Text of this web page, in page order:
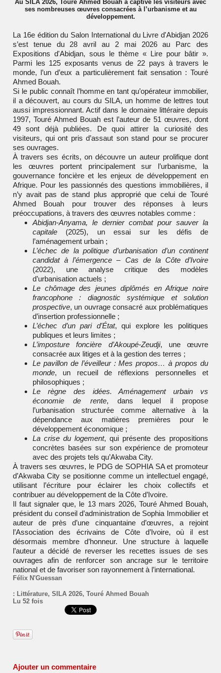
Au SILA 2026, Touré Ahmed Bouah a captivé les visiteurs avec
ses nombreuses œuvres consacrées à l’urbanisme et au
développement.
La 16e édition du Salon International du Livre d'Abidjan 2026
s’est tenue du 28 avril au 2 mai 2026 au Parc des
Expositions d'Abidjan, sous le thème « Lire pour bâtir ».
Parmi les 125 exposants venus de 22 pays à travers le
monde, l’un d’eux a particulièrement fait sensation : Touré
Ahmed Bouah.
Si le public connaît l’homme en tant qu’opérateur immobilier,
il a découvert, au cours du SILA, un homme de lettres tout
aussi impressionnant. Actif dans le domaine littéraire depuis
1997, Touré Ahmed Bouah est l’auteur de 51 œuvres, dont
49 sont déjà publiées. De quoi attirer la curiosité des
visiteurs, qui ont pris d’assaut son stand pour se procurer
ses ouvrages.
À travers ses écrits, on découvre un auteur prolifique dont
les œuvres portent principalement sur l’urbanisme, la
gouvernance foncière et les enjeux de développement en
Afrique. Pour les passionnés des questions immobilières, il
n’y avait pas de stand plus approprié que celui de Touré
Ahmed Bouah pour trouver des réponses à leurs
préoccupations, à travers des œuvres notables comme :
Abidjan-Anyama, le dernier combat pour sauver la
capitale (2025), un essai sur les défis de
l’aménagement urbain ;
L’échec de la politique d’urbanisation d’un continent
candidat à l’émergence – Cas de la Côte d’Ivoire
(2022), une analyse critique des modèles
d’urbanisation actuels ;
Le chômage des jeunes diplômés en Afrique noire
francophone : diagnostic systémique et solution
prospective, un ouvrage consacré aux problématiques
d’insertion professionnelle ;
L’échec d’un pari d’État, qui explore les politiques
publiques et leurs limites ;
L’imposture foncière d’Akoupé-Zeudji, une œuvre
consacrée aux litiges et à la gestion des terres ;
Le pavillon de l’éveilleur : Mes propos… à propos du
monde, un recueil de réflexions personnelles et
philosophiques ;
Le règne des idées. Aménagement urbain vs
économie de rente, dans lequel il propose
l’urbanisation structurée comme alternative à la
dépendance aux matières premières pour le
développement économique ;
La crise du logement, qui présente des propositions
concrètes basées sur son expérience de promoteur
avec des projets tels qu’Akwaba City.
À travers ses œuvres, le PDG de SOPHIA SAet promoteur
d’Akwaba City se positionne comme un intellectuel engagé,
utilisant l’écriture pour éclairer les choix collectifs et
contribuer au développement de la Côte d’Ivoire.
Il faut signaler que, le 13 mars 2026, Touré Ahmed Bouah,
président du conseil d’administration de Sophia Immobilier et
auteur de près d’une cinquantaine d’œuvres, a rejoint
l’Association des écrivains de Côte d’Ivoire, où il est
désormais membre d’honneur. Une structure à laquelle
l’auteur a décidé de reverser les recettes issues de ses
ouvrages afin de renforcer son ancrage sur le territoire
national et de favoriser son rayonnement à l’international.
Félix N'Guessan
: Littérature, SILA 2026, Touré Ahmed Bouah
Lu 52 fois
Ajouter un commentaire